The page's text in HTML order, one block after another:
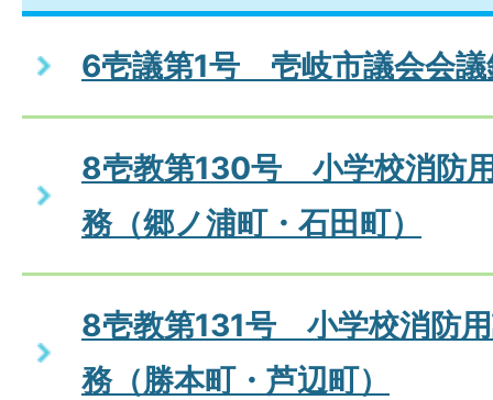
6壱議第1号 壱岐市議会会議
8壱教第130号 小学校消防
務（郷ノ浦町・石田町）
8壱教第131号 小学校消防
務（勝本町・芦辺町）